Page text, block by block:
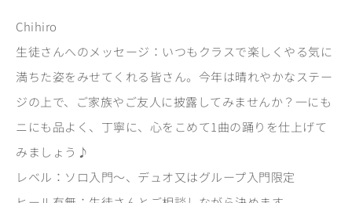
Chihiro
生徒さんへのメッセージ：いつもクラスで楽しくやる気に
満ちた姿をみせてくれる皆さん。今年は晴れやかなステー
ジの上で、ご家族やご友人に披露してみませんか？一にも
ニにも品よく、丁寧に、心をこめて1曲の踊りを仕上げて
みましょう♪
レベル：ソロ入門～、デュオ又はグループ入門限定